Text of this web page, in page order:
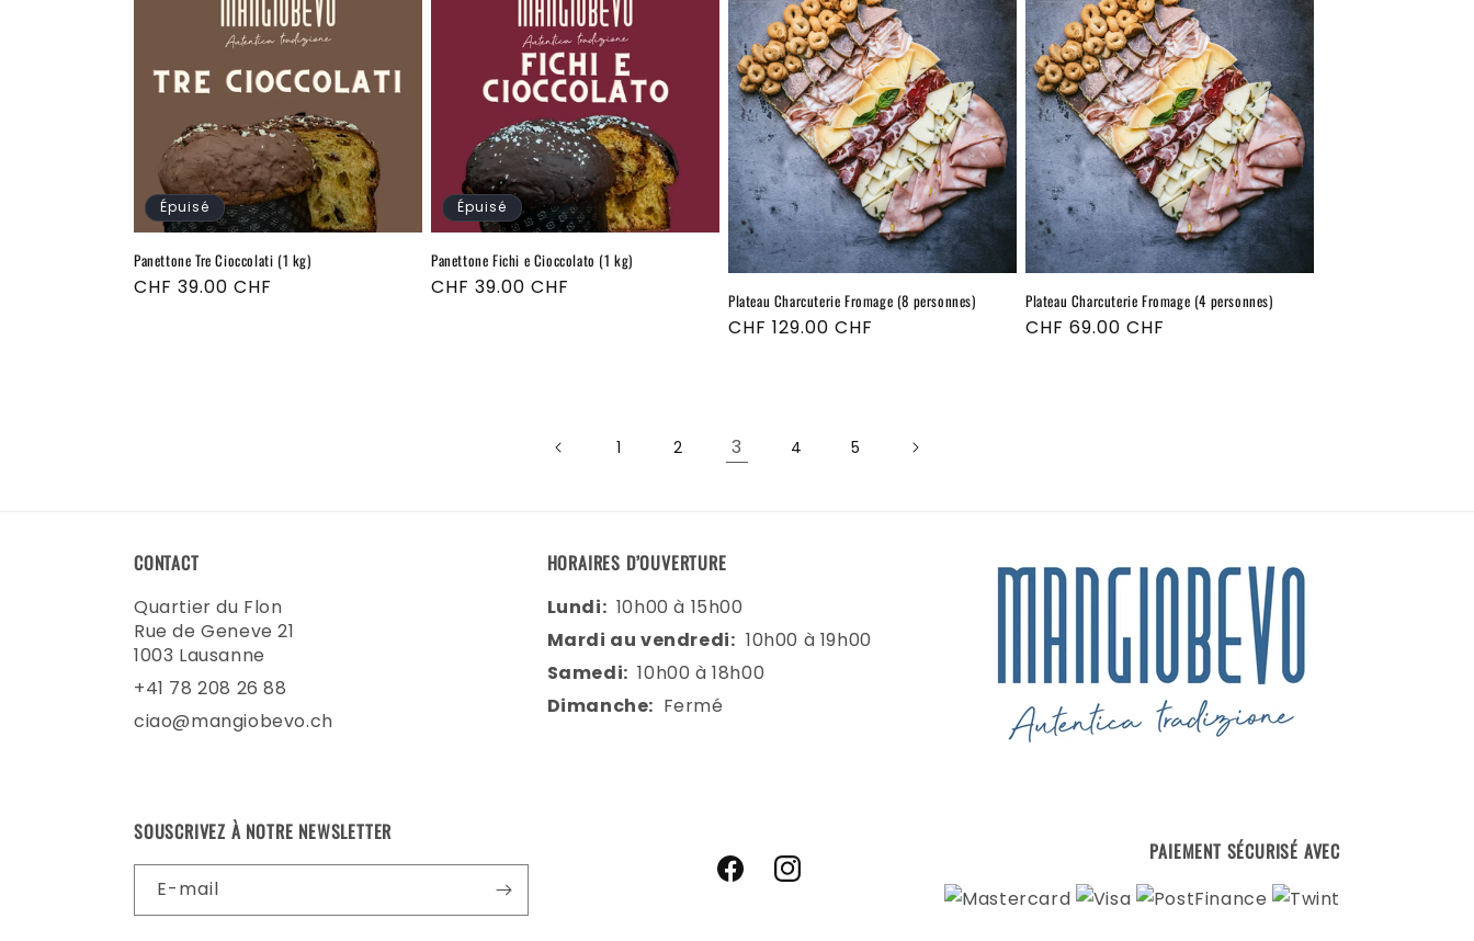
Épuisé
Panettone Tre Cioccolati (1 kg)
Prix
CHF 39.00 CHF
Épuisé
Panettone Fichi e Cioccolato (1 kg)
Prix
CHF 39.00 CHF
Plateau Charcuterie Fromage (8 personnes)
Prix
CHF 129.00 CHF
Plateau Charcuterie Fromage (4 personnes)
Prix
CHF 69.00 CHF
1 2 3 4 5
CONTACT
Quartier du Flon
Rue de Geneve 21
1003 Lausanne
+41 78 208 26 88
ciao@mangiobevo.ch
HORAIRES D’OUVERTURE
Lundi: 10h00 à 15h00
Mardi au vendredi: 10h00 à 19h00
Samedi: 10h00 à 18h00
Dimanche: Fermé
SOUSCRIVEZ À NOTRE NEWSLETTER
E-mail FacebookInstagram
PAIEMENT SÉCURISÉ AVEC